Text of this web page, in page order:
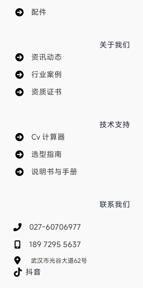
配件
关于我们
资讯动态
行业案例
资质证书
技术支持
Cv 计算器
选型指南
说明书与手册
联系我们
027-60706977
189 7295 5637
武汉市光谷大道62号
抖音